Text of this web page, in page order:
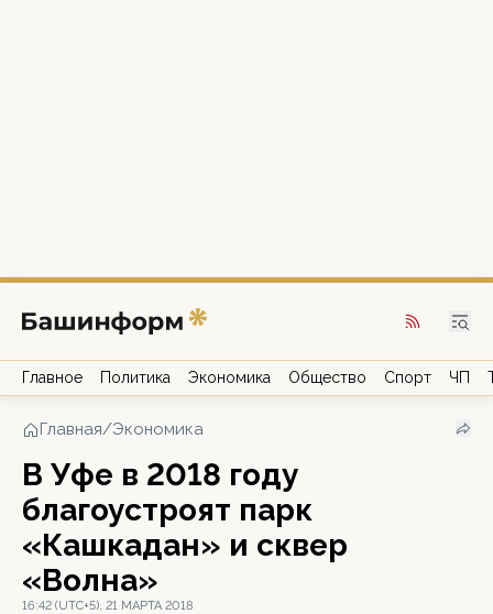
Главное Политика Экономика Общество Спорт ЧП
Главная/Экономика
В Уфе в 2018 году
благоустроят парк
«Кашкадан» и сквер
«Волна»
16:42 (UTC+5), 21 МАРТА 2018